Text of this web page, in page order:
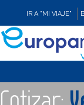
IR A "MI VIAJE"